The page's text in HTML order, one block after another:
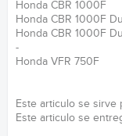
Honda CBR
Honda CBR 1000F
Honda CBR 1000F
-
Honda VFR 750F
Este articulo se sirve
Este articulo se